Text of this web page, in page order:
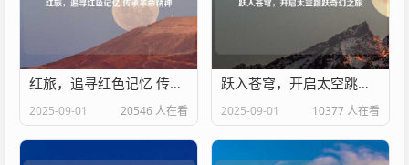
红旅，追寻红色记忆 传承革命精神
2025-09-01 20546 人在看
跃入苍穹，开启太空跳跃奇幻之旅
2025-09-01 10377 人在看